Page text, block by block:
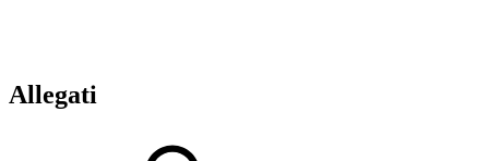
Allegati